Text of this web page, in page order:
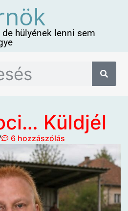
hülyének lenni sem
Küldjél
6 hozzászólás